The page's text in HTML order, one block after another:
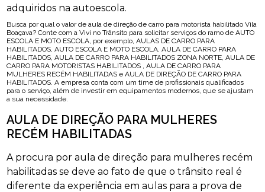
adquiridos na autoescola.
Busca por qual o valor de aula de direção de carro para motorista habilitado Vila
Boaçava? Conte com a Vivi no Trânsito para solicitar serviços do ramo de AUTO
ESCOLA E MOTO ESCOLA, por exemplo, AULAS DE CARRO PARA
HABILITADOS, AUTO ESCOLA E MOTO ESCOLA, AULA DE CARRO PARA
HABILITADOS, AULA DE CARRO PARA HABILITADOS ZONA NORTE, AULA DE
CARRO PARA MOTORISTAS HABILITADOS , AULA DE CARRO PARA
MULHERES RECÉM HABILITADAS e AULA DE DIREÇÃO DE CARRO PARA
HABILITADOS. A empresa conta com um time de profissionais qualificados
para o serviço, além de investir em equipamentos modernos, que se ajustam
a sua necessidade.
AULA DE DIREÇÃO PARA MULHERES
RECÉM HABILITADAS
A procura por aula de direção para mulheres recém
habilitadas se deve ao fato de que o trânsito real é
diferente da experiência em aulas para a prova de